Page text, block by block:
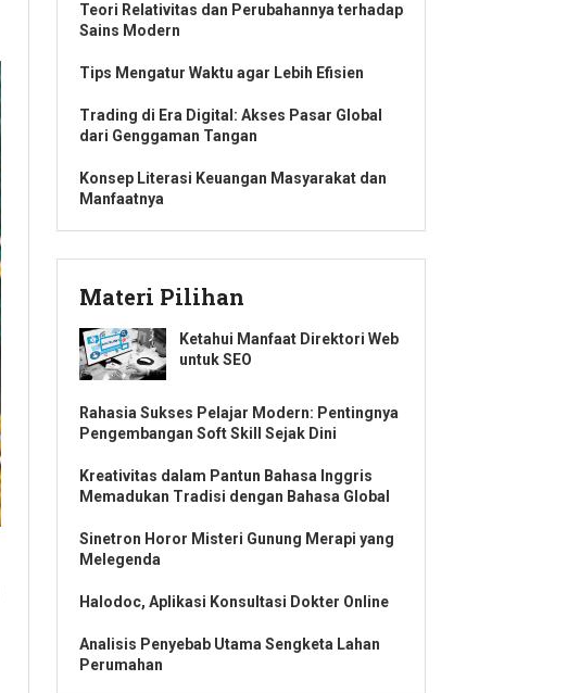
Teori Relativitas dan Perubahannya terhadap
Sains Modern
Tips Mengatur Waktu agar Lebih Efisien
Trading di Era Digital: Akses Pasar Global
dari Genggaman Tangan
Konsep Literasi Keuangan Masyarakat dan
Manfaatnya
Materi Pilihan
Ketahui Manfaat Direktori Web
untuk SEO
Rahasia Sukses Pelajar Modern: Pentingnya
Pengembangan Soft Skill Sejak Dini
Kreativitas dalam Pantun Bahasa Inggris
Memadukan Tradisi dengan Bahasa Global
Sinetron Horor Misteri Gunung Merapi yang
Melegenda
Halodoc, Aplikasi Konsultasi Dokter Online
Analisis Penyebab Utama Sengketa Lahan
Perumahan